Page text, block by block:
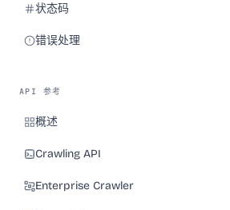
状态码
错误处理
API 参考
概述
Crawling API
Enterprise Crawler